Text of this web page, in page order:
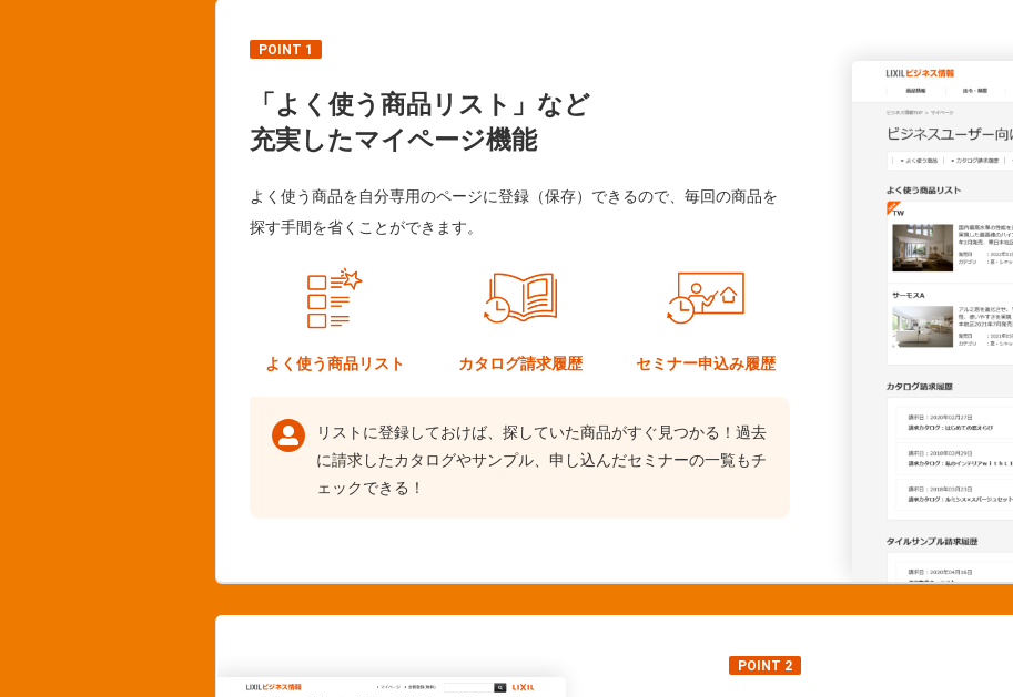
POINT 1
「よく使う商品リスト」など
充実したマイページ機能
よく使う商品を自分専用のページに登録（保存）できるので、毎回の商品を
探す手間を省くことができます。
よく使う商品リスト カタログ請求履歴 セミナー申込み履歴
リストに登録しておけば、探していた商品がすぐ見つかる！過去
に請求したカタログやサンプル、申し込んだセミナーの一覧もチ
ェックできる！
POINT 2